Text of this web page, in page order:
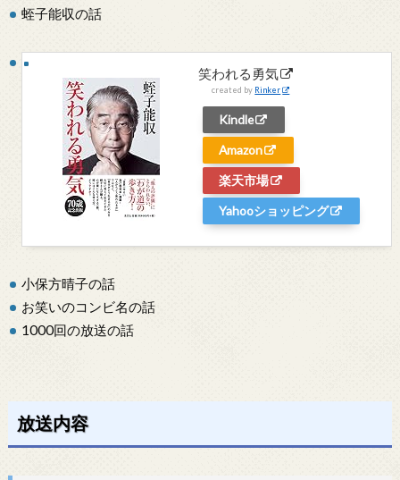
蛭子能収の話
笑われる勇気
created by Rinker
Kindle
Amazon
楽天市場
Yahooショッピング
小保方晴子の話
お笑いのコンビ名の話
1000回の放送の話
放送内容